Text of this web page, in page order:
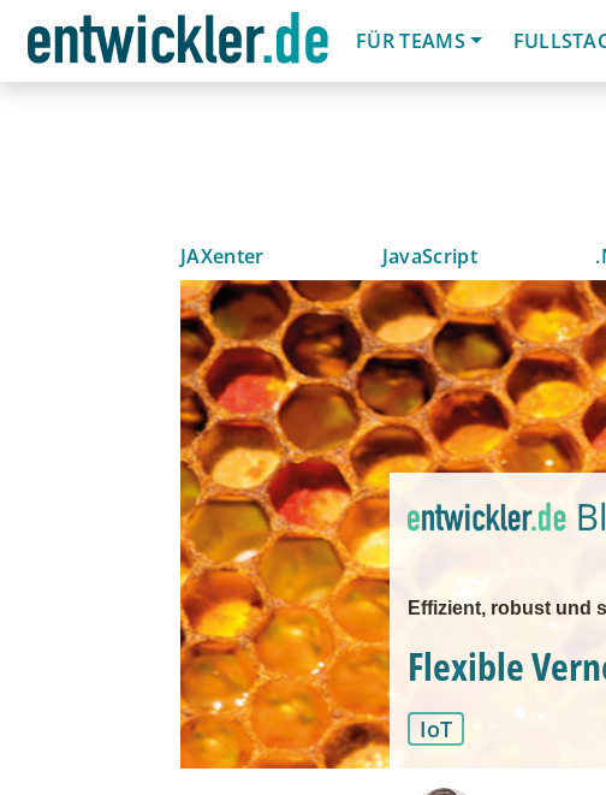
FÜR TEAMS
JAXenter JavaScript
Effizient, robust und
Flexible
IoT